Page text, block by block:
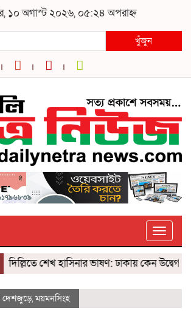
১০ অগাস্ট ২০২৬, ০৫:২৪ অপরাহ্ন
খুঁজুন
শেখ হাসিনার ভাষণ: ঢাকায় কেন উদ্বেগ? ৫
দেশজুড়ে,ময়মনসিংহ